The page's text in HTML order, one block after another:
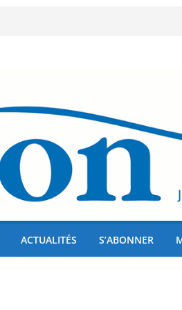
ACTUALITÉS S’ABONNER